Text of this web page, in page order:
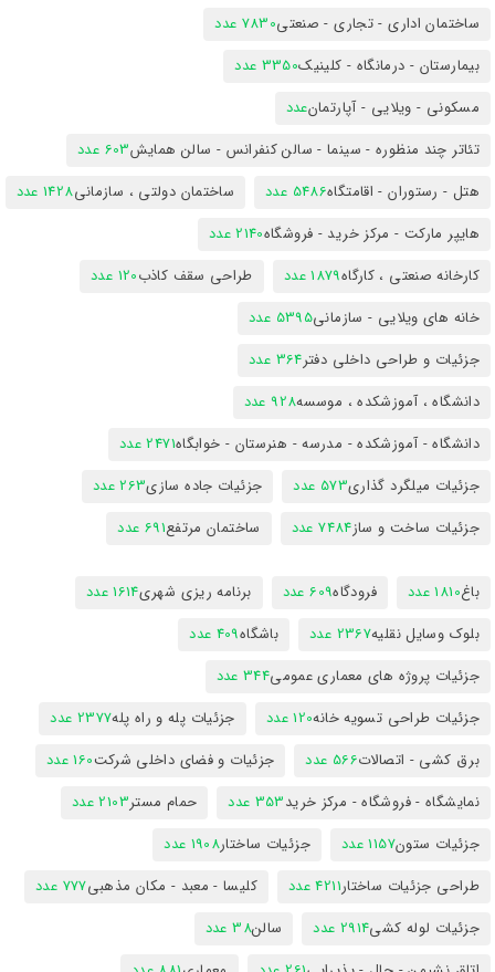
ساختمان اداری - تجاری - صنعتی7830 عدد
بیمارستان - درمانگاه - کلینیک3350 عدد
مسکونی - ویلایی - آپارتمانعدد
تئاتر چند منظوره - سینما - سالن کنفرانس - سالن همایش603 عدد
هتل - رستوران - اقامتگاه5486 عدد ساختمان دولتی ، سازمانی1428 عدد
هایپر مارکت - مرکز خرید - فروشگاه2140 عدد
کارخانه صنعتی ، کارگاه1879 عدد طراحی سقف کاذب120 عدد
خانه های ویلایی - سازمانی5395 عدد
جزئیات و طراحی داخلی دفتر364 عدد
دانشگاه ، آموزشکده ، موسسه928 عدد
دانشگاه - آموزشکده - مدرسه - هنرستان - خوابگاه2471 عدد
جزئیات میلگرد گذاری573 عدد جزئیات جاده سازی263 عدد
جزئیات ساخت و ساز7484 عدد ساختمان مرتفع691 عدد
باغ1810 عدد فرودگاه609 عدد برنامه ریزی شهری1614 عدد
بلوک وسایل نقلیه2367 عدد باشگاه409 عدد
جزئیات پروژه های معماری عمومی344 عدد
جزئیات طراحی تسویه خانه120 عدد جزئیات پله و راه پله2377 عدد
برق کشی - اتصالات566 عدد جزئیات و فضای داخلی شرکت160 عدد
نمایشگاه - فروشگاه - مرکز خرید353 عدد حمام مستر2103 عدد
جزئیات ستون1157 عدد جزئیات ساختار1908 عدد
طراحی جزئیات ساختار4211 عدد کلیسا - معبد - مکان مذهبی777 عدد
جزئیات لوله کشی2914 عدد سالن38 عدد